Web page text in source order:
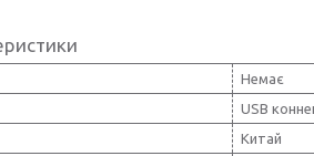
Немає
USB
Китай